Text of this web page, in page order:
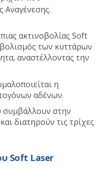
Αναγένεσης.
ακτινοβολίας Soft
των κυττάρων
αναστέλλοντας την
η
αδένων.
συμβάλλουν στην
διατηρούν τις τρίχες
Soft Laser